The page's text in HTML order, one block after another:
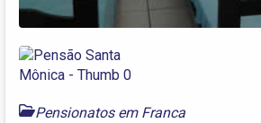
Pensionatos em Franca